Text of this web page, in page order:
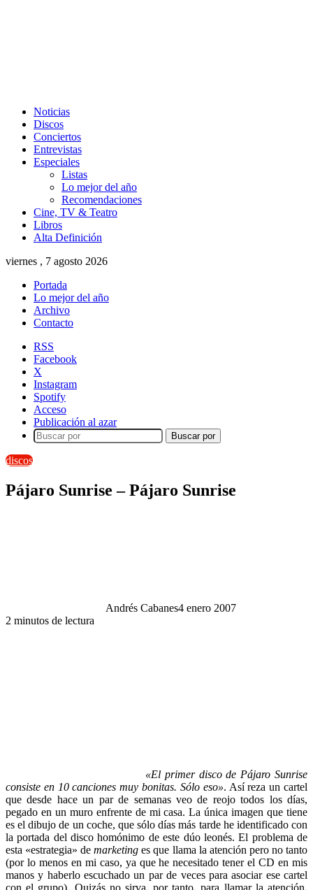
Noticias
Discos
Conciertos
Entrevistas
Especiales
Listas
Lo mejor del año
Recomendaciones
Cine, TV & Teatro
Libros
Alta Definición
viernes , 7 agosto 2026
Portada
Lo mejor del año
Archivo
Contacto
RSS
Facebook
X
Instagram
Spotify
Acceso
Publicación al azar
Buscar por
discos
Pájaro Sunrise – Pájaro Sunrise
Andrés Cabanes4 enero 2007
2 minutos de lectura
«El primer disco de Pájaro Sunrise
consiste en 10 canciones muy bonitas. Sólo eso». Así reza un cartel
que desde hace un par de semanas veo de reojo todos los días,
pegado en un muro enfrente de mi casa. La única imagen que tiene
es el dibujo de un coche, que sólo días más tarde he identificado con
la portada del disco homónimo de este dúo leonés. El problema de
esta «estrategia» demarketing es que llama la atención pero no tanto
(por lo menos en mi caso, ya que he necesitado tener el CD en mis
manos y haberlo escuchado un par de veces para asociar ese cartel
con el grupo). Quizás no sirva, por tanto, para llamar la atención,